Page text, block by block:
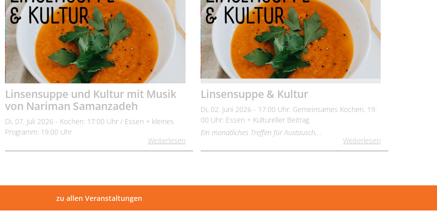
Linsensuppe und Kultur mit Musik
von Nariman Samanzadeh
Di, 07. Juli 2026 - Kochen: 17:00 Uhr / Essen + kleines
Programm: 19:00 Uhr
Weiterlesen
Linsensuppe & Kultur
Di, 02. Juni 2026 - 17:00 Uhr: Gemeinsames Kochen, 19:
00 Uhr: Essen + Kultureller Beitrag
Ein monatliches Treffen für Austausch,…
Weiterlesen
zu allen Veranstaltungen